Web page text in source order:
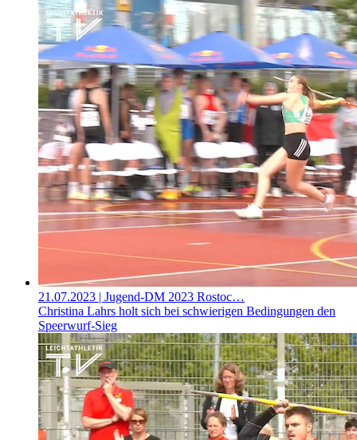
21.07.2023 | Jugend-DM 2023 Rostoc…
Christina Lahrs holt sich bei schwierigen Bedingungen den
Speerwurf-Sieg